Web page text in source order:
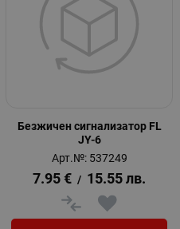
Безжичен сигнализатор FL
JY-6
Арт.№: 537249
7.95 € / 15.55 лв.